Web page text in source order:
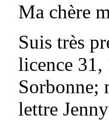
Ma chère
Suis très
licence
Sorbonne;
lettre